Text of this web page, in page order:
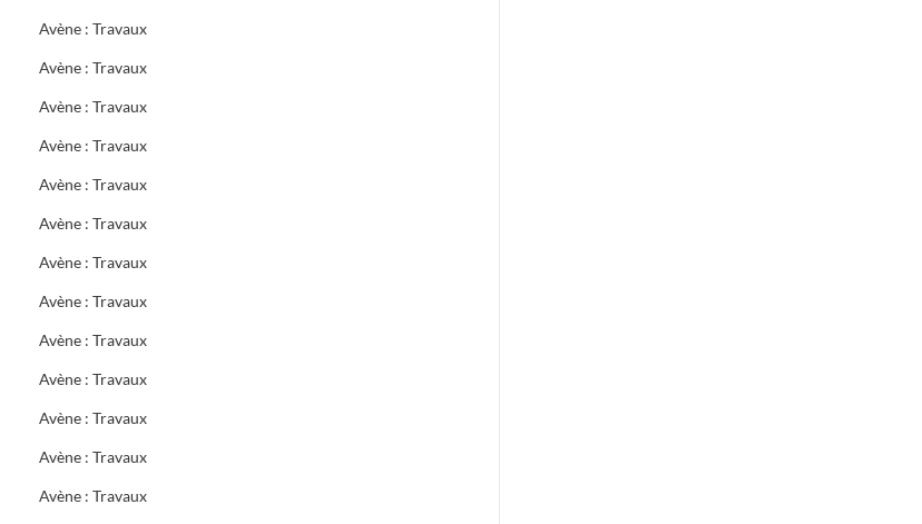
Avène : Travaux
Avène : Travaux
Avène : Travaux
Avène : Travaux
Avène : Travaux
Avène : Travaux
Avène : Travaux
Avène : Travaux
Avène : Travaux
Avène : Travaux
Avène : Travaux
Avène : Travaux
Avène : Travaux